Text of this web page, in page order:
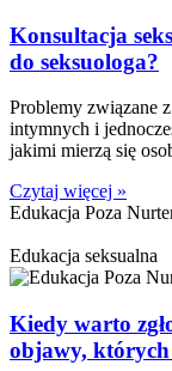
Konsultacja
do seksuologa?
Problemy związane
intymnych i
jakimi mierzą się
Czytaj więcej »
Edukacja Poza
Edukacja seksualna
Kiedy warto
objawy,